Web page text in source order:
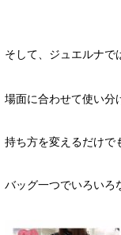
そして、ジュエルナで
場面に合わせて使い分
持ち方を変えるだけで
バッグ一つでいろいろ